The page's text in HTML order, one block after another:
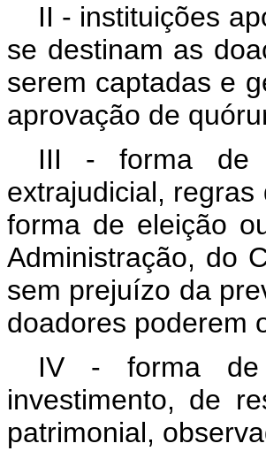
II - instituições
se destinam as
serem captadas e
aprovação de
III - forma de
extrajudicial,
forma de eleição
Administração, do
sem prejuízo da
doadores poderem
IV - forma de
investimento, de
patrimonial,